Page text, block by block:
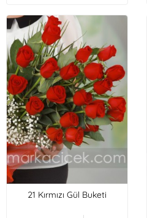
21 Kırmızı Gül Buketi